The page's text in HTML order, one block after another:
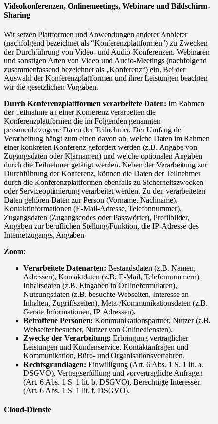
Videokonferenzen, Onlinemeetings, Webinare und Bildschirm-
Sharing
Wir setzen Plattformen und Anwendungen anderer Anbieter
(nachfolgend bezeichnet als “Konferenzplattformen”) zu Zwecken
der Durchführung von Video- und Audio-Konferenzen, Webinaren
und sonstigen Arten von Video und Audio-Meetings (nachfolgend
zusammenfassend bezeichnet als „Konferenz“) ein. Bei der
Auswahl der Konferenzplattformen und ihrer Leistungen beachten
wir die gesetzlichen Vorgaben.
Durch Konferenzplattformen verarbeitete Daten: Im Rahmen
der Teilnahme an einer Konferenz verarbeiten die
Konferenzplattformen die im Folgenden genannten
personenbezogene Daten der Teilnehmer. Der Umfang der
Verarbeitung hängt zum einen davon ab, welche Daten im Rahmen
einer konkreten Konferenz gefordert werden (z.B. Angabe von
Zugangsdaten oder Klarnamen) und welche optionalen Angaben
durch die Teilnehmer getätigt werden. Neben der Verarbeitung zur
Durchführung der Konferenz, können die Daten der Teilnehmer
durch die Konferenzplattformen ebenfalls zu Sicherheitszwecken
oder Serviceoptimierung verarbeitet werden. Zu den verarbeiteten
Daten gehören Daten zur Person (Vorname, Nachname),
Kontaktinformationen (E-Mail-Adresse, Telefonnummer),
Zugangsdaten (Zugangscodes oder Passwörter), Profilbilder,
Angaben zur beruflichen Stellung/Funktion, die IP-Adresse des
Internetzugangs, Angaben
Zoom:
Verarbeitete Datenarten: Bestandsdaten (z.B. Namen,
Adressen), Kontaktdaten (z.B. E-Mail, Telefonnummern),
Inhaltsdaten (z.B. Eingaben in Onlineformularen),
Nutzungsdaten (z.B. besuchte Webseiten, Interesse an
Inhalten, Zugriffszeiten), Meta-/Kommunikationsdaten (z.B.
Geräte-Informationen, IP-Adressen).
Betroffene Personen: Kommunikationspartner, Nutzer (z.B.
Webseitenbesucher, Nutzer von Onlinediensten).
Zwecke der Verarbeitung: Erbringung vertraglicher
Leistungen und Kundenservice, Kontaktanfragen und
Kommunikation, Büro- und Organisationsverfahren.
Rechtsgrundlagen: Einwilligung (Art. 6 Abs. 1 S. 1 lit. a.
DSGVO), Vertragserfüllung und vorvertragliche Anfragen
(Art. 6 Abs. 1 S. 1 lit. b. DSGVO), Berechtigte Interessen
(Art. 6 Abs. 1 S. 1 lit. f. DSGVO).
Cloud-Dienste